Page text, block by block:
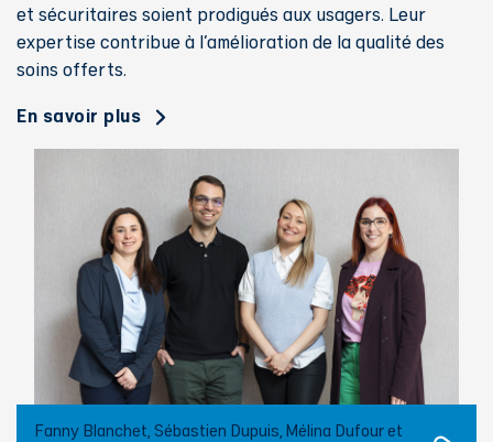
et sécuritaires soient prodigués aux usagers. Leur
expertise contribue à l’amélioration de la qualité des
soins offerts.
En savoir plus
Fanny Blanchet, Sébastien Dupuis, Mélina Dufour et